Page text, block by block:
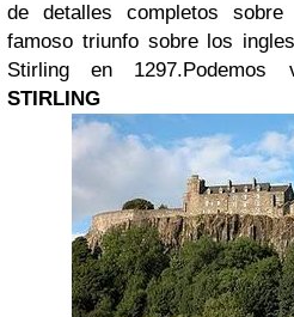
de detalles completos sobre
famoso triunfo sobre los
Stirling en 1297.Podemos
STIRLING